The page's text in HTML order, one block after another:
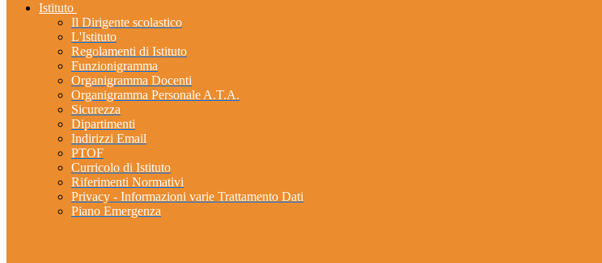
Istituto
Il Dirigente scolastico
L'Istituto
Regolamenti di Istituto
Funzionigramma
Organigramma Docenti
Organigramma Personale A.T.A.
Sicurezza
Dipartimenti
Indirizzi Email
PTOF
Curricolo di Istituto
Riferimenti Normativi
Privacy - Informazioni varie Trattamento Dati
Piano Emergenza